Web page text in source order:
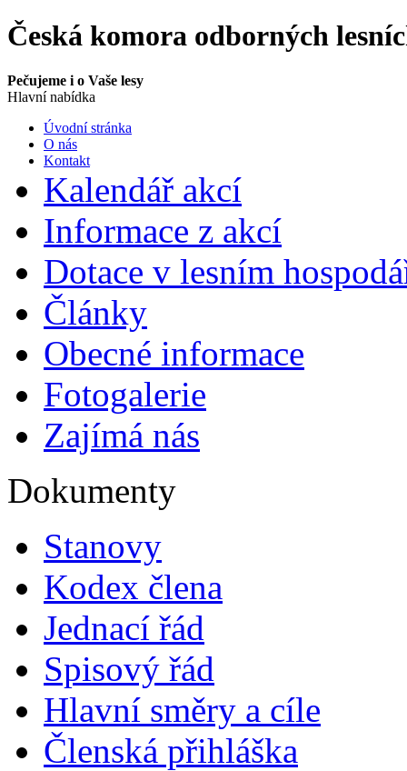
Česká komora odborných
Pečujeme i o Vaše lesy
Hlavní nabídka
Úvodní stránka
O nás
Kontakt
Kalendář akcí
Informace z akcí
Dotace v lesním
Články
Obecné informace
Fotogalerie
Zajímá nás
Dokumenty
Stanovy
Kodex člena
Jednací řád
Spisový řád
Hlavní směry a cíle
Členská přihláška